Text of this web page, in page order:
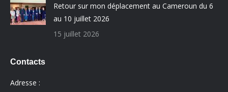
Retour sur mon déplacement au Cameroun du 6
au 10 juillet 2026
15 juillet 2026
Contacts
Adresse :